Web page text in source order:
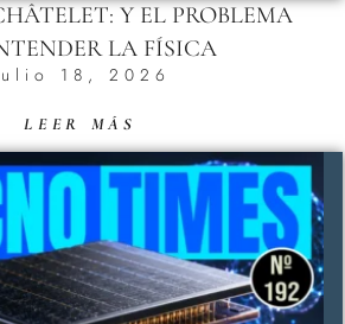
Y EL PROBLEMA
LA FÍSICA
18, 2026
LEER MÁS